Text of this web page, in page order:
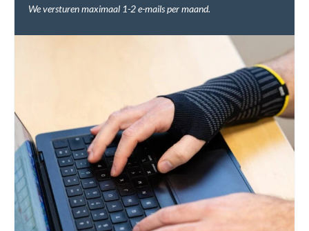
We versturen maximaal 1-2 e-mails per maand.